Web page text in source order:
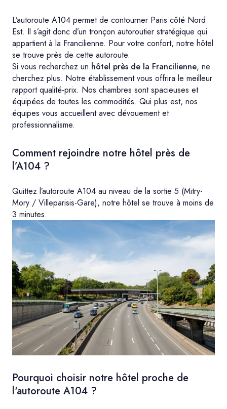
L’autoroute A104 permet de contourner Paris côté Nord
Est. Il s’agit donc d’un tronçon autoroutier stratégique qui
appartient à la Francilienne. Pour votre confort, notre hôtel
se trouve près de cette autoroute.
Si vous recherchez un hôtel près de la Francilienne, ne
cherchez plus. Notre établissement vous offrira le meilleur
rapport qualité-prix. Nos chambres sont spacieuses et
équipées de toutes les commodités. Qui plus est, nos
équipes vous accueillent avec dévouement et
professionnalisme.
Comment rejoindre notre hôtel près de
l’A104 ?
Quittez l’autoroute A104 au niveau de la sortie 5 (Mitry-
Mory / Villeparisis-Gare), notre hôtel se trouve à moins de
3 minutes.
Pourquoi choisir notre hôtel proche de
l'autoroute A104 ?